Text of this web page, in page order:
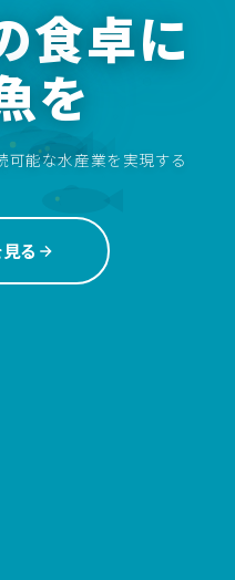
食卓に
を
可能な水産業を実現する
る